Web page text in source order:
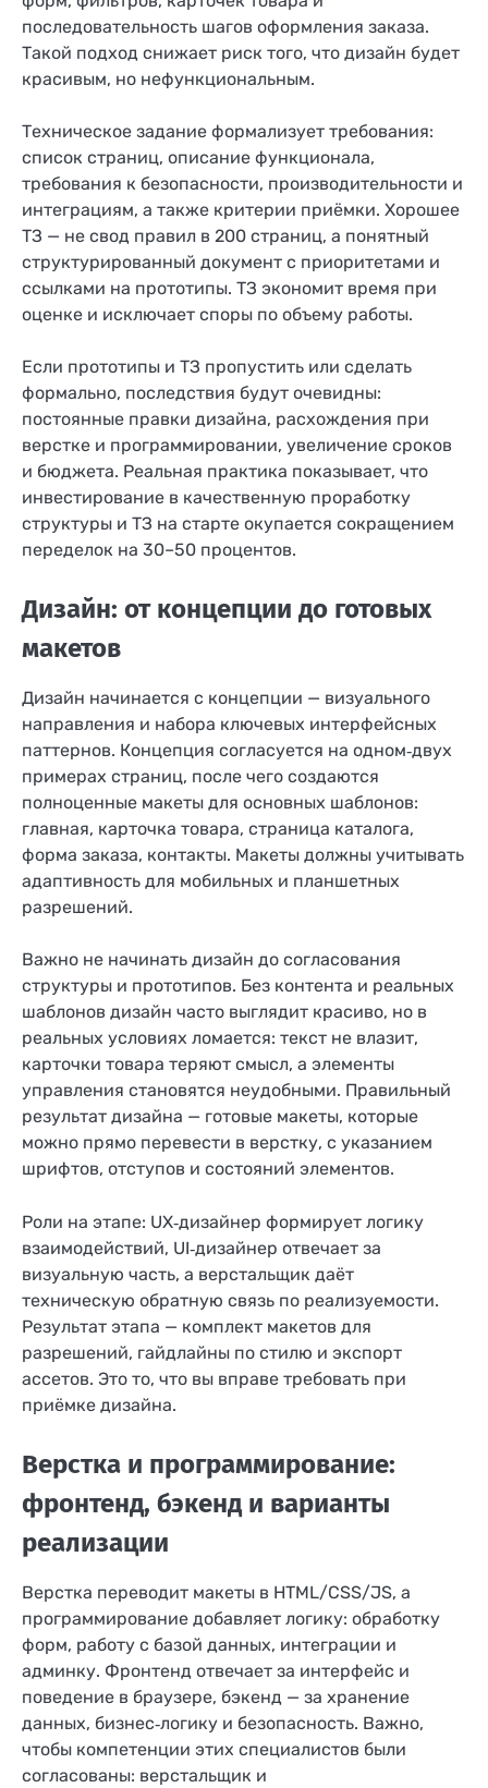
последовательность шагов оформления заказа.
Такой подход снижает риск того, что дизайн будет
красивым, но нефункциональным.
Техническое задание формализует требования:
список страниц, описание функционала,
требования к безопасности, производительности и
интеграциям, а также критерии приёмки. Хорошее
ТЗ — не свод правил в 200 страниц, а понятный
структурированный документ с приоритетами и
ссылками на прототипы. ТЗ экономит время при
оценке и исключает споры по объему работы.
Если прототипы и ТЗ пропустить или сделать
формально, последствия будут очевидны:
постоянные правки дизайна, расхождения при
верстке и программировании, увеличение сроков
и бюджета. Реальная практика показывает, что
инвестирование в качественную проработку
структуры и ТЗ на старте окупается сокращением
переделок на 30–50 процентов.
Дизайн: от концепции до готовых
макетов
Дизайн начинается с концепции — визуального
направления и набора ключевых интерфейсных
паттернов. Концепция согласуется на одном‑двух
примерах страниц, после чего создаются
полноценные макеты для основных шаблонов:
главная, карточка товара, страница каталога,
форма заказа, контакты. Макеты должны учитывать
адаптивность для мобильных и планшетных
разрешений.
Важно не начинать дизайн до согласования
структуры и прототипов. Без контента и реальных
шаблонов дизайн часто выглядит красиво, но в
реальных условиях ломается: текст не влазит,
карточки товара теряют смысл, а элементы
управления становятся неудобными. Правильный
результат дизайна — готовые макеты, которые
можно прямо перевести в верстку, с указанием
шрифтов, отступов и состояний элементов.
Роли на этапе: UX‑дизайнер формирует логику
взаимодействий, UI‑дизайнер отвечает за
визуальную часть, а верстальщик даёт
техническую обратную связь по реализуемости.
Результат этапа — комплект макетов для
разрешений, гайдлайны по стилю и экспорт
ассетов. Это то, что вы вправе требовать при
приёмке дизайна.
Верстка и программирование:
фронтенд, бэкенд и варианты
реализации
Верстка переводит макеты в HTML/CSS/JS, а
программирование добавляет логику: обработку
форм, работу с базой данных, интеграции и
админку. Фронтенд отвечает за интерфейс и
поведение в браузере, бэкенд — за хранение
данных, бизнес‑логику и безопасность. Важно,
чтобы компетенции этих специалистов были
согласованы: верстальщик и